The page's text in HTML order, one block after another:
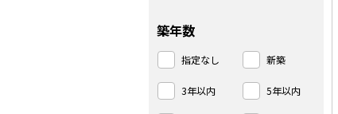
築年数
指定なし 新築
3年以内 5年以内